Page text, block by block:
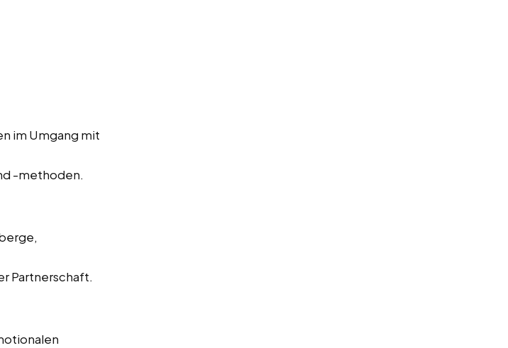
im Umgang mit
-methoden.
Partnerschaft.